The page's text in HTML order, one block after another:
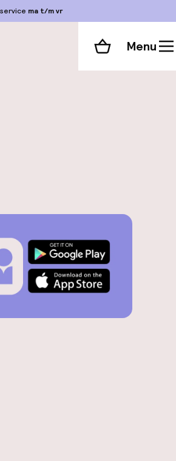
ma t/m vr
Winkelmand
Menu